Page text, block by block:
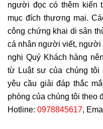
người đọc có thêm kiến
mục đích thương mại.
công chứng khai di sản
cá nhân người viết, người
nghị Quý Khách hàng
từ Luật sư của chúng
yêu cầu giải đáp thắc
phòng của chúng tôi theo
Hotline: 0978845617,